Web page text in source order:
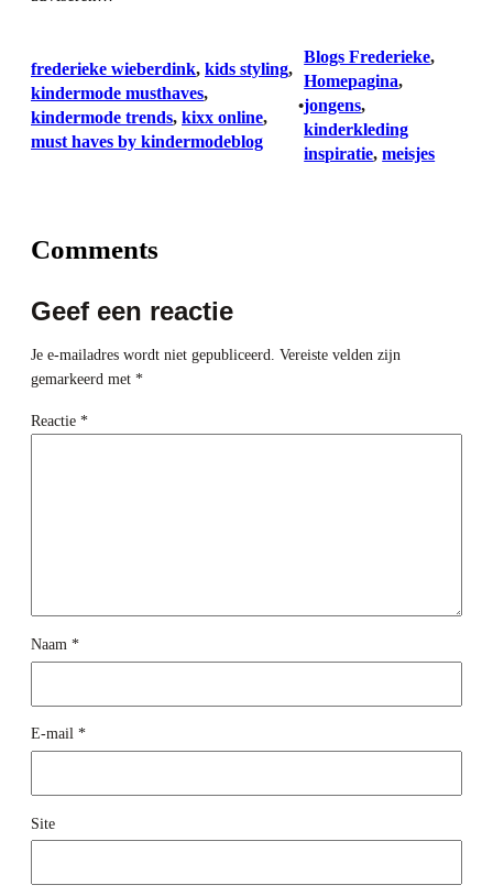
frederieke wieberdink, kids styling
kindermode musthaves
kindermode trends, kixx online
must haves by kindermodeblog
•
Blogs Frederieke
Homepagina
jongens
kinderkleding
inspiratie, meisjes
Comments
Geef een reactie
Je e-mailadres wordt niet gepubliceerd. Vereiste velden zijn
gemarkeerd met *
Reactie *
Naam *
E-mail *
Site